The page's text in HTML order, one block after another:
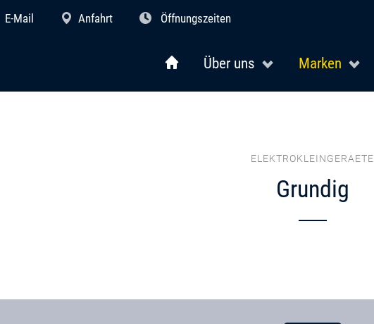
E-Mail Anfahrt Öffnungszeiten
Über uns Marken
ELEKTROKLEINGERAETE
Grundig